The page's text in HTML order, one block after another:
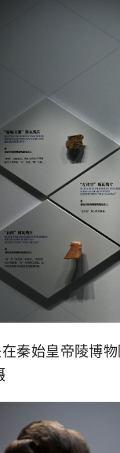
秦始皇帝陵博